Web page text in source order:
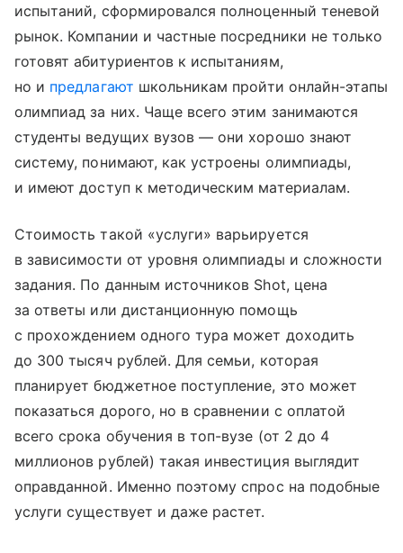
испытаний, сформировался полноценный теневой
рынок. Компании и частные посредники не только
готовят абитуриентов к испытаниям,
но и предлагают школьникам пройти онлайн-этапы
олимпиад за них. Чаще всего этим занимаются
студенты ведущих вузов — они хорошо знают
систему, понимают, как устроены олимпиады,
и имеют доступ к методическим материалам.
Стоимость такой «услуги» варьируется
в зависимости от уровня олимпиады и сложности
задания. По данным источников Shot, цена
за ответы или дистанционную помощь
с прохождением одного тура может доходить
до 300 тысяч рублей. Для семьи, которая
планирует бюджетное поступление, это может
показаться дорого, но в сравнении с оплатой
всего срока обучения в топ-вузе (от 2 до 4
миллионов рублей) такая инвестиция выглядит
оправданной. Именно поэтому спрос на подобные
услуги существует и даже растет.